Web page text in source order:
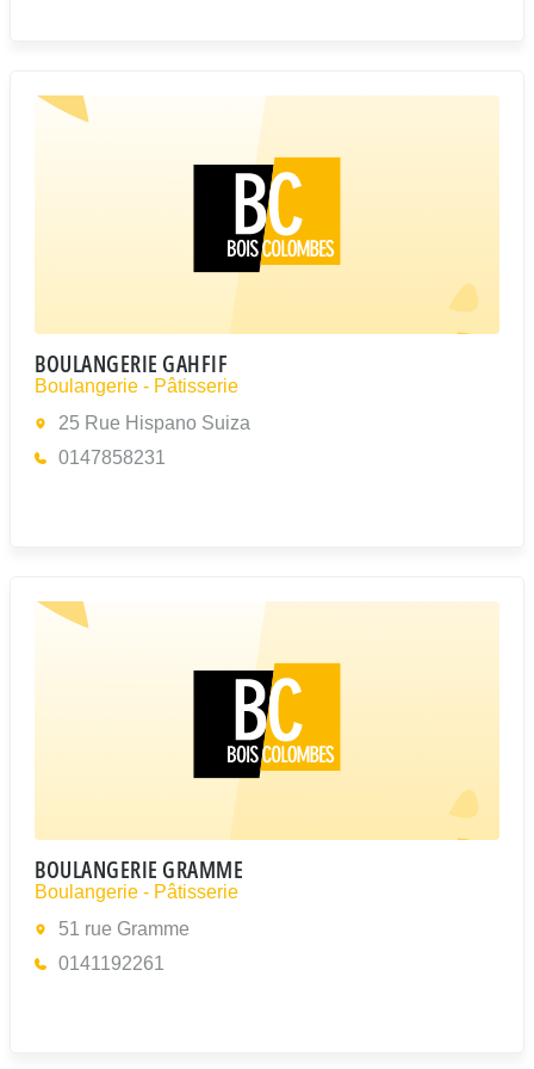
BOULANGERIE GAHFIF
Boulangerie - Pâtisserie
25 Rue Hispano Suiza
0147858231
BOULANGERIE GRAMME
Boulangerie - Pâtisserie
51 rue Gramme
0141192261